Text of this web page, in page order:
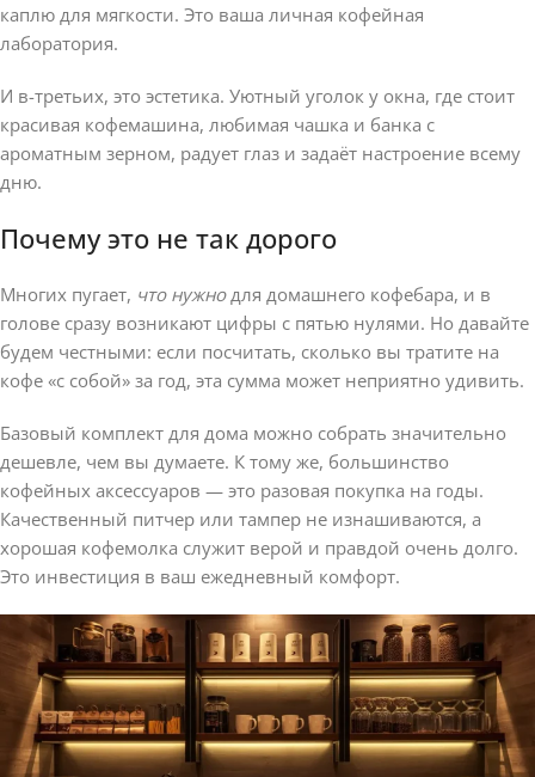
каплю для мягкости. Это ваша личная кофейная
лаборатория.
И в-третьих, это эстетика. Уютный уголок у окна, где стоит
красивая кофемашина, любимая чашка и банка с
ароматным зерном, радует глаз и задаёт настроение всему
дню.
Почему это не так дорого
Многих пугает, что нужнодля домашнего кофебара, и в
голове сразу возникают цифры с пятью нулями. Но давайте
будем честными: если посчитать, сколько вы тратите на
кофе «с собой» за год, эта сумма может неприятно удивить.
Базовый комплект для дома можно собрать значительно
дешевле, чем вы думаете. К тому же, большинство
кофейных аксессуаров — это разовая покупка на годы.
Качественный питчер или тампер не изнашиваются, а
хорошая кофемолка служит верой и правдой очень долго.
Это инвестиция в ваш ежедневный комфорт.